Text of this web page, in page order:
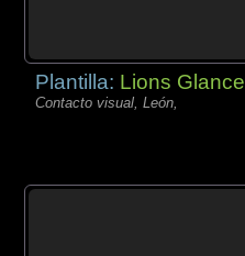
Plantilla: Lions Glance
Contacto visual, León,